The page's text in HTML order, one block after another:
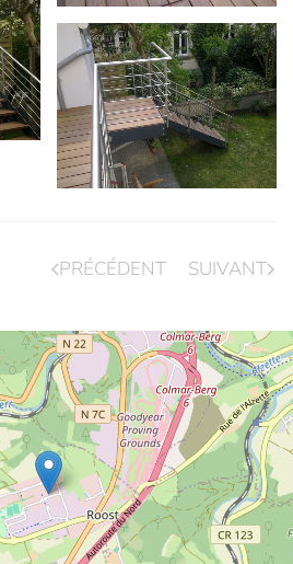
PRÉCÉDENT SUIVANT